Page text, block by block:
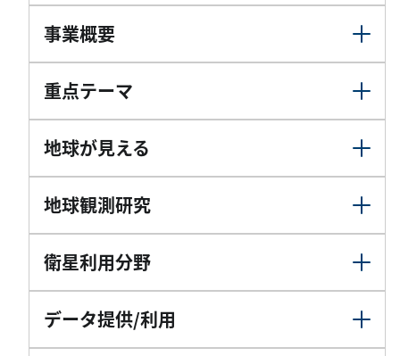
事業概要
重点テーマ
地球が見える
地球観測研究
衛星利用分野
データ提供/利用